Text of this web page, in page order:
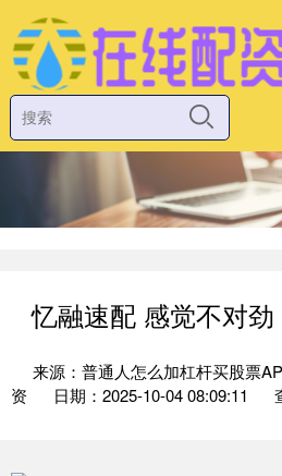
忆融速配 感觉不对
来源：普通人怎么加杠杆买股票
资
日期：2025-10-04 08:09:11